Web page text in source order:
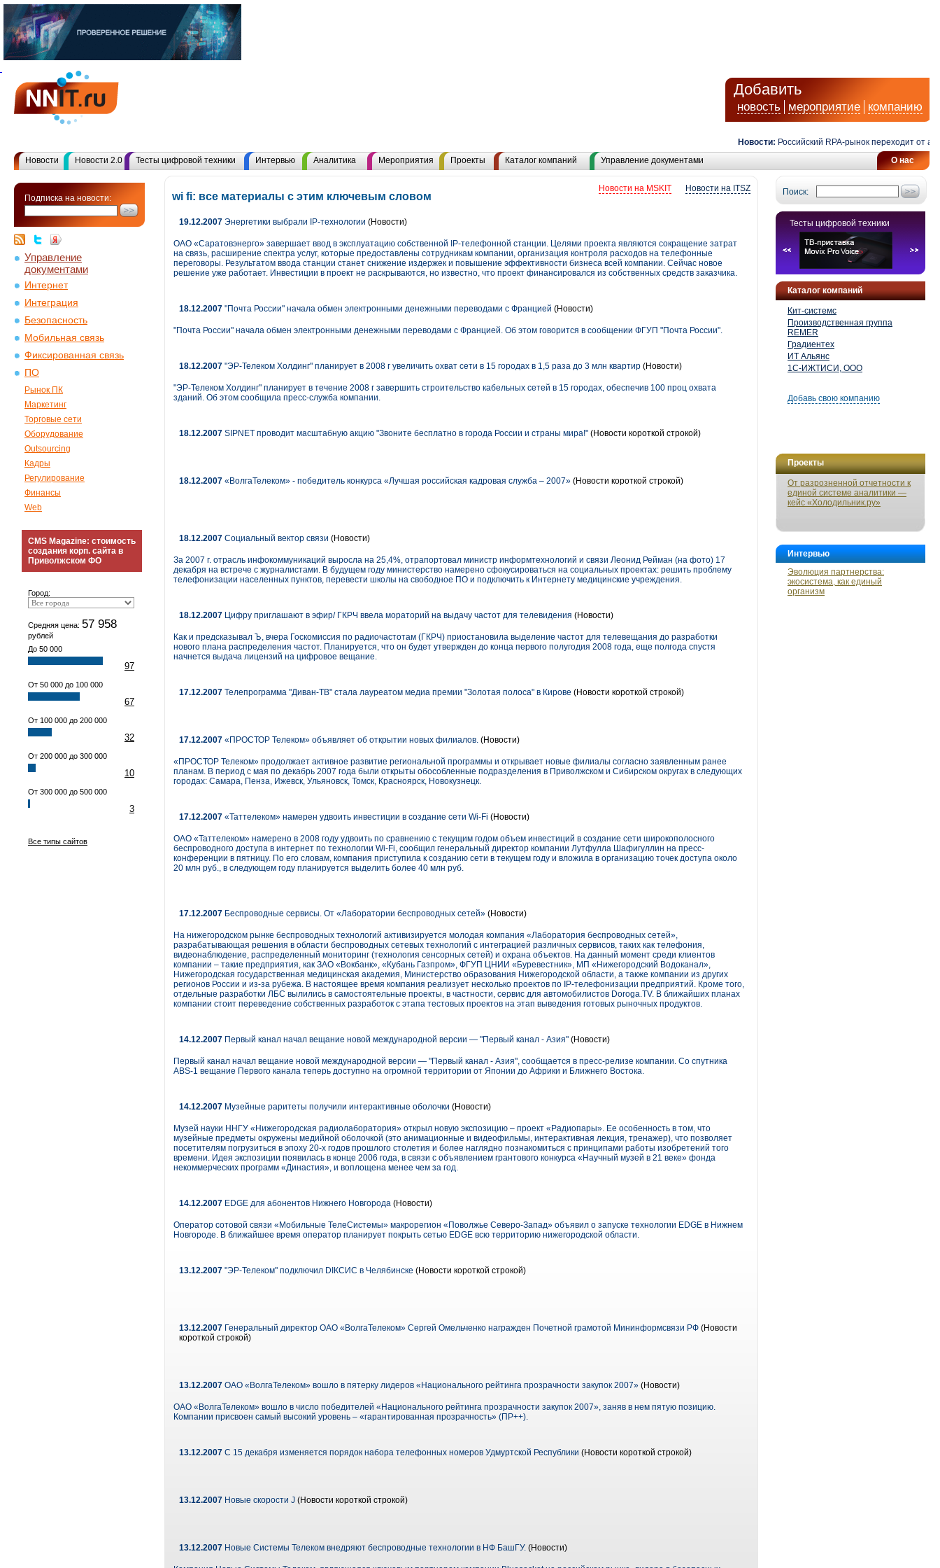
Добавить
новость мероприятие компанию
Новости: Российский RPA-рынок переходит от
О нас
Новости Новости 2.0 Тесты цифровой техники Интервью Аналитика Мероприятия Проекты Каталог компаний Управление документами
Подписка на новости:
Управление
документами
Интернет
Интеграция
Безопасность
Мобильная связь
Фиксированная связь
ПО
Рынок ПК
Маркетинг
Торговые сети
Оборудование
Outsourcing
Кадры
Регулирование
Финансы
Web
CMS Magazine: стоимость
создания корп. сайта в
Приволжском ФО
Город:
Средняя цена: 57 958
рублей
До 50 000
97
От 50 000 до 100 000
67
От 100 000 до 200 000
32
От 200 000 до 300 000
10
От 300 000 до 500 000
3
Все типы сайтов
Поиск:
Тесты цифровой техники
Каталог компаний
Кит-системс
Производственная группа
REMER
Градиентех
ИТ Альянс
1С-ИЖТИСИ, ООО
Добавь свою компанию
Проекты
От разрозненной отчетности к
единой системе аналитики —
кейс «Холодильник.ру»
Интервью
Эволюция партнерства:
экосистема, как единый
организм
Новости на ITSZ
Новости на MSKIT
wi fi: все материалы с этим ключевым словом
19.12.2007 Энергетики выбрали IP-технологии (Новости)
ОАО «Саратовэнерго» завершает ввод в эксплуатацию собственной IP-телефонной станции. Целями проекта являются сокращение затрат
на связь, расширение спектра услуг, которые предоставлены сотрудникам компании, организация контроля расходов на телефонные
переговоры. Результатом ввода станции станет снижение издержек и повышение эффективности бизнеса всей компании. Сейчас новое
решение уже работает. Инвестиции в проект не раскрываются, но известно, что проект финансировался из собственных средств заказчика.
18.12.2007 "Почта России" начала обмен электронными денежными переводами с Францией (Новости)
"Почта России" начала обмен электронными денежными переводами с Францией. Об этом говорится в сообщении ФГУП "Почта России".
18.12.2007 "ЭР-Телеком Холдинг" планирует в 2008 г увеличить охват сети в 15 городах в 1,5 раза до 3 млн квартир (Новости)
"ЭР-Телеком Холдинг" планирует в течение 2008 г завершить строительство кабельных сетей в 15 городах, обеспечив 100 проц охвата
зданий. Об этом сообщила пресс-служба компании.
18.12.2007 SIPNET проводит масштабную акцию "Звоните бесплатно в города России и страны мира!" (Новости короткой строкой)
18.12.2007 «ВолгаТелеком» - победитель конкурса «Лучшая российская кадровая служба – 2007» (Новости короткой строкой)
18.12.2007 Социальный вектор связи (Новости)
За 2007 г. отрасль инфокоммуникаций выросла на 25,4%, отрапортовал министр информтехнологий и связи Леонид Рейман (на фото) 17
декабря на встрече с журналистами. В будущем году министерство намерено сфокусироваться на социальных проектах: решить проблему
телефонизации населенных пунктов, перевести школы на свободное ПО и подключить к Интернету медицинские учреждения.
18.12.2007 Цифру приглашают в эфир/ ГКРЧ ввела мораторий на выдачу частот для телевидения (Новости)
Как и предсказывал Ъ, вчера Госкомиссия по радиочастотам (ГКРЧ) приостановила выделение частот для телевещания до разработки
нового плана распределения частот. Планируется, что он будет утвержден до конца первого полугодия 2008 года, еще полгода спустя
начнется выдача лицензий на цифровое вещание.
17.12.2007 Телепрограмма "Диван-ТВ" стала лауреатом медиа премии "Золотая полоса" в Кирове (Новости короткой строкой)
17.12.2007 «ПРОСТОР Телеком» объявляет об открытии новых филиалов. (Новости)
«ПРОСТОР Телеком» продолжает активное развитие региональной программы и открывает новые филиалы согласно заявленным ранее
планам. В период с мая по декабрь 2007 года были открыты обособленные подразделения в Приволжском и Сибирском округах в следующих
городах: Самара, Пенза, Ижевск, Ульяновск, Томск, Красноярск, Новокузнецк.
17.12.2007 «Таттелеком» намерен удвоить инвестиции в создание сети Wi-Fi (Новости)
ОАО «Таттелеком» намерено в 2008 году удвоить по сравнению с текущим годом объем инвестиций в создание сети широкополосного
беспроводного доступа в интернет по технологии Wi-Fi, сообщил генеральный директор компании Лутфулла Шафигуллин на пресс-
конференции в пятницу. По его словам, компания приступила к созданию сети в текущем году и вложила в организацию точек доступа около
20 млн руб., в следующем году планируется выделить более 40 млн руб.
17.12.2007 Беспроводные сервисы. От «Лаборатории беспроводных сетей» (Новости)
На нижегородском рынке беспроводных технологий активизируется молодая компания «Лаборатория беспроводных сетей»,
разрабатывающая решения в области беспроводных сетевых технологий с интеграцией различных сервисов, таких как телефония,
видеонаблюдение, распределенный мониторинг (технология сенсорных сетей) и охрана объектов. На данный момент среди клиентов
компании – такие предприятия, как ЗАО «Вокбанк», «Кубань Газпром», ФГУП ЦНИИ «Буревестник», МП «Нижегородский Водоканал»,
Нижегородская государственная медицинская академия, Министерство образования Нижегородской области, а также компании из других
регионов России и из-за рубежа. В настоящее время компания реализует несколько проектов по IP-телефонизации предприятий. Кроме того,
отдельные разработки ЛБС вылились в самостоятельные проекты, в частности, сервис для автомобилистов Doroga.TV. В ближайших планах
компании стоит переведение собственных разработок с этапа тестовых проектов на этап выведения готовых рыночных продуктов.
14.12.2007 Первый канал начал вещание новой международной версии — "Первый канал - Азия" (Новости)
Первый канал начал вещание новой международной версии — "Первый канал - Азия", сообщается в пресс-релизе компании. Со спутника
ABS-1 вещание Первого канала теперь доступно на огромной территории от Японии до Африки и Ближнего Востока.
14.12.2007 Музейные раритеты получили интерактивные оболочки (Новости)
Музей науки ННГУ «Нижегородская радиолаборатория» открыл новую экспозицию – проект «Радиопары». Ее особенность в том, что
музейные предметы окружены медийной оболочкой (это анимационные и видеофильмы, интерактивная лекция, тренажер), что позволяет
посетителям погрузиться в эпоху 20-х годов прошлого столетия и более наглядно познакомиться с принципами работы изобретений того
времени. Идея экспозиции появилась в конце 2006 года, в связи с объявлением грантового конкурса «Научный музей в 21 веке» фонда
некоммерческих программ «Династия», и воплощена менее чем за год.
14.12.2007 EDGE для абонентов Нижнего Новгорода (Новости)
Оператор сотовой связи «Мобильные ТелеСистемы» макрорегион «Поволжье Северо-Запад» объявил о запуске технологии EDGE в Нижнем
Новгороде. В ближайшее время оператор планирует покрыть сетью EDGE всю территорию нижегородской области.
13.12.2007 "ЭР-Телеком" подключил DIКСИС в Челябинске (Новости короткой строкой)
13.12.2007 Генеральный директор ОАО «ВолгаТелеком» Сергей Омельченко награжден Почетной грамотой Мининформсвязи РФ (Новости
короткой строкой)
13.12.2007 ОАО «ВолгаТелеком» вошло в пятерку лидеров «Национального рейтинга прозрачности закупок 2007» (Новости)
ОАО «ВолгаТелеком» вошло в число победителей «Национального рейтинга прозрачности закупок 2007», заняв в нем пятую позицию.
Компании присвоен самый высокий уровень – «гарантированная прозрачность» (ПР++).
13.12.2007 С 15 декабря изменяется порядок набора телефонных номеров Удмуртской Республики (Новости короткой строкой)
13.12.2007 Новые скорости J (Новости короткой строкой)
13.12.2007 Новые Системы Телеком внедряют беспроводные технологии в НФ БашГУ. (Новости)